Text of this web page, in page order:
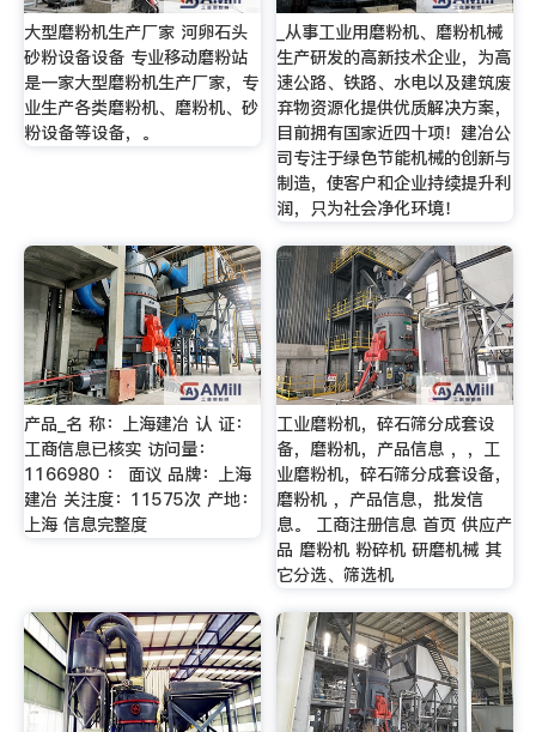
大型磨粉机生产厂家 河卵石头
砂粉设备设备 专业移动磨粉站
是一家大型磨粉机生产厂家，专
业生产各类磨粉机、磨粉机、砂
粉设备等设备，。
_从事工业用磨粉机、磨粉机械
生产研发的高新技术企业，为高
速公路、铁路、水电以及建筑废
弃物资源化提供优质解决方案，
目前拥有国家近四十项！建冶公
司专注于绿色节能机械的创新与
制造，使客户和企业持续提升利
润，只为社会净化环境！
产品_名 称：上海建冶 认 证：
工商信息已核实 访问量：
1166980 ： 面议 品牌：上海
建冶 关注度：11575次 产地：
上海 信息完整度
工业磨粉机，碎石筛分成套设
备，磨粉机，产品信息 ，，工
业磨粉机，碎石筛分成套设备，
磨粉机 ，产品信息，批发信
息。 工商注册信息 首页 供应产
品 磨粉机 粉碎机 研磨机械 其
它分选、筛选机